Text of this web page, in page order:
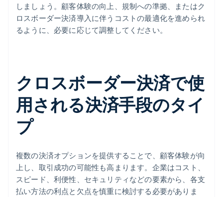
しましょう。顧客体験の向上、規制への準拠、またはク
ロスボーダー決済導入に伴うコストの最適化を進められ
るように、必要に応じて調整してください。
クロスボーダー決済で使
用される決済手段のタイ
プ
複数の決済オプションを提供することで、顧客体験が向
上し、取引成功の可能性も高まります。企業はコスト、
スピード、利便性、セキュリティなどの要素から、各支
払い方法の利点と欠点を慎重に検討する必要がありま